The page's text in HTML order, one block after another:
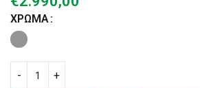
ΧΡΏΜΑ